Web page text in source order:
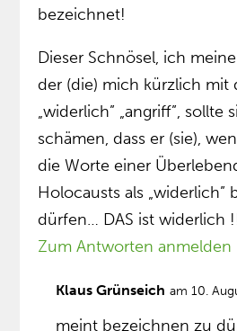
bezeichnet!
Dieser Schnösel, ich
der (die) mich kürzlich mit
„widerlich” „angriff”, sollte
schämen, dass er (sie),
die Worte einer
Holocausts als „widerlich”
dürfen… DAS ist widerlich
Zum Antworten anmelden
Klaus Grünseich am 10.
meint bezeichnen zu